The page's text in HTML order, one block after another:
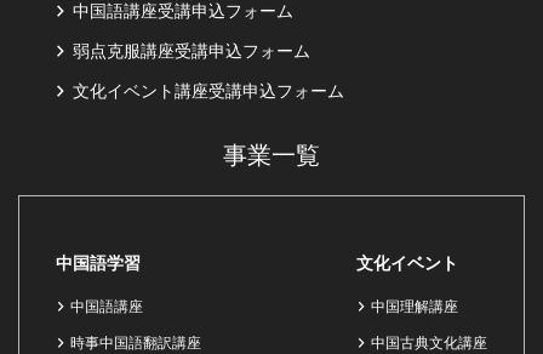
中国語講座受講申込フォーム
弱点克服講座受講申込フォーム
文化イベント講座受講申込フォーム
事業一覧
中国語学習
中国語講座
時事中国語翻訳講座
文化イベント
中国理解講座
中国古典文化講座